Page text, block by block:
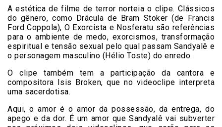
A estética de filme de terror norteia o clipe. Clássicos
do gênero, como Drácula de Bram Stoker (de Francis
Ford Coppola), O Exorcista e Nosferatu são referências
para o ambiente de medo, exorcismos, transformação
espiritual e tensão sexual pelo qual passam Sandyalê e
o personagem masculino (Hélio Toste) do enredo.
O clipe também tem a participação da cantora e
compositora Isis Broken, que no videoclipe interpreta
uma sacerdotisa.
Aqui, o amor é o amor da possessão, da entrega, do
apego e da dor. É um amor que Sandyalê vai subverter